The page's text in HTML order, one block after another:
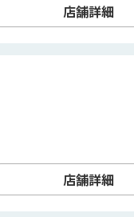
店舗詳細
店舗詳細